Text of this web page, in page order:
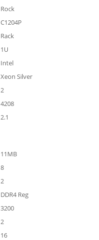
Rock
C1204P
Rack
1U
Intel
Xeon Silver
2
4208
2.1
11MB
8
2
DDR4 Reg
3200
2
16